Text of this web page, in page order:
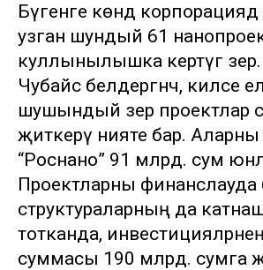
Бүгенге көндә
узган шундый 61 нанопроект
куллынылышка кертүгә
Чубайс белдергәнчә, киләсе
шушындый әзер проектлар
җиткерү нияте бар.
“Роснано” 91 млрд. сум
Проектларны финанслауда
структураларның да
тотканда,
суммасы 190 млрд. сумга